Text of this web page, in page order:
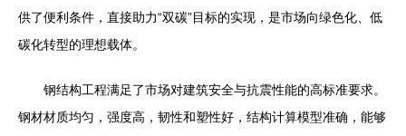
供了便利条件，直接助力“双碳”目标的实现，是市场向绿色化、低
碳化转型的理想载体。
钢结构工程满足了市场对建筑安全与抗震性能的高标准要求。
钢材材质均匀，强度高，韧性和塑性好，结构计算模型准确，能够